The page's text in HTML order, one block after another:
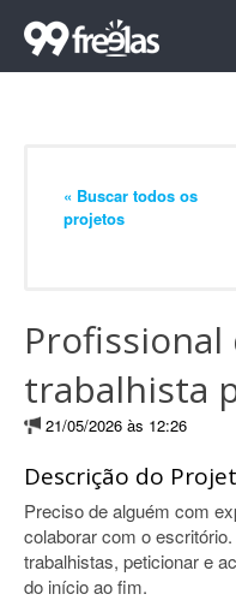
« Buscar todos os
projetos
trabalhista
21/05/2026 às 12:26
Descrição do
Preciso de alguém com
colaborar com o
trabalhistas, peticionar e
do início ao fim.